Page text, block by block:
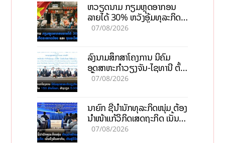
ຫວຽດນາມ ກຽມຫຼຸດອາກອນ
ລາຍໄດ້ 30% ຫວັງອູ້ມທຸລະກິດ
ຂະໜາດນ້ອຍ ແລະ ຈຸນລະ
07/08/2026
ລົງນາມສຶກສາໂຄງການ ນິຄົມ
ອຸດສາຫະກຳວຽງຈັນ-ໄຊທານີ ຕັ້ງ
ເປົ້າດຶງທຶນ 150 ລ້ານໂດລາ, ສ້າງ
07/08/2026
ນາຍົກ ຊີ້ນຳນັກທຸລະກິດໜຸ່ມ ຕ້ອງ
ນຳໜ້າແກ້ວິກິດເສດຖະກິດ ເນັ້ນດຶງ
ທຶນສາກົນ, ຫັນສູ່ດິຈິຕອນ
07/08/2026